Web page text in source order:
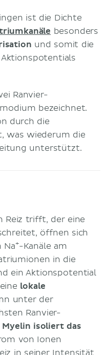
ist die Dichte
besonders
und somit die
Ranvier-
bezeichnet.
durch die
was wiederum die
unterstützt.
Reiz trifft, der eine
öffnen sich
Na+-Kanäle am
in die
ein Aktionspotential
lokale
unter der
Ranvier-
Myelin isoliert das
von Ionen
in seiner Intensität